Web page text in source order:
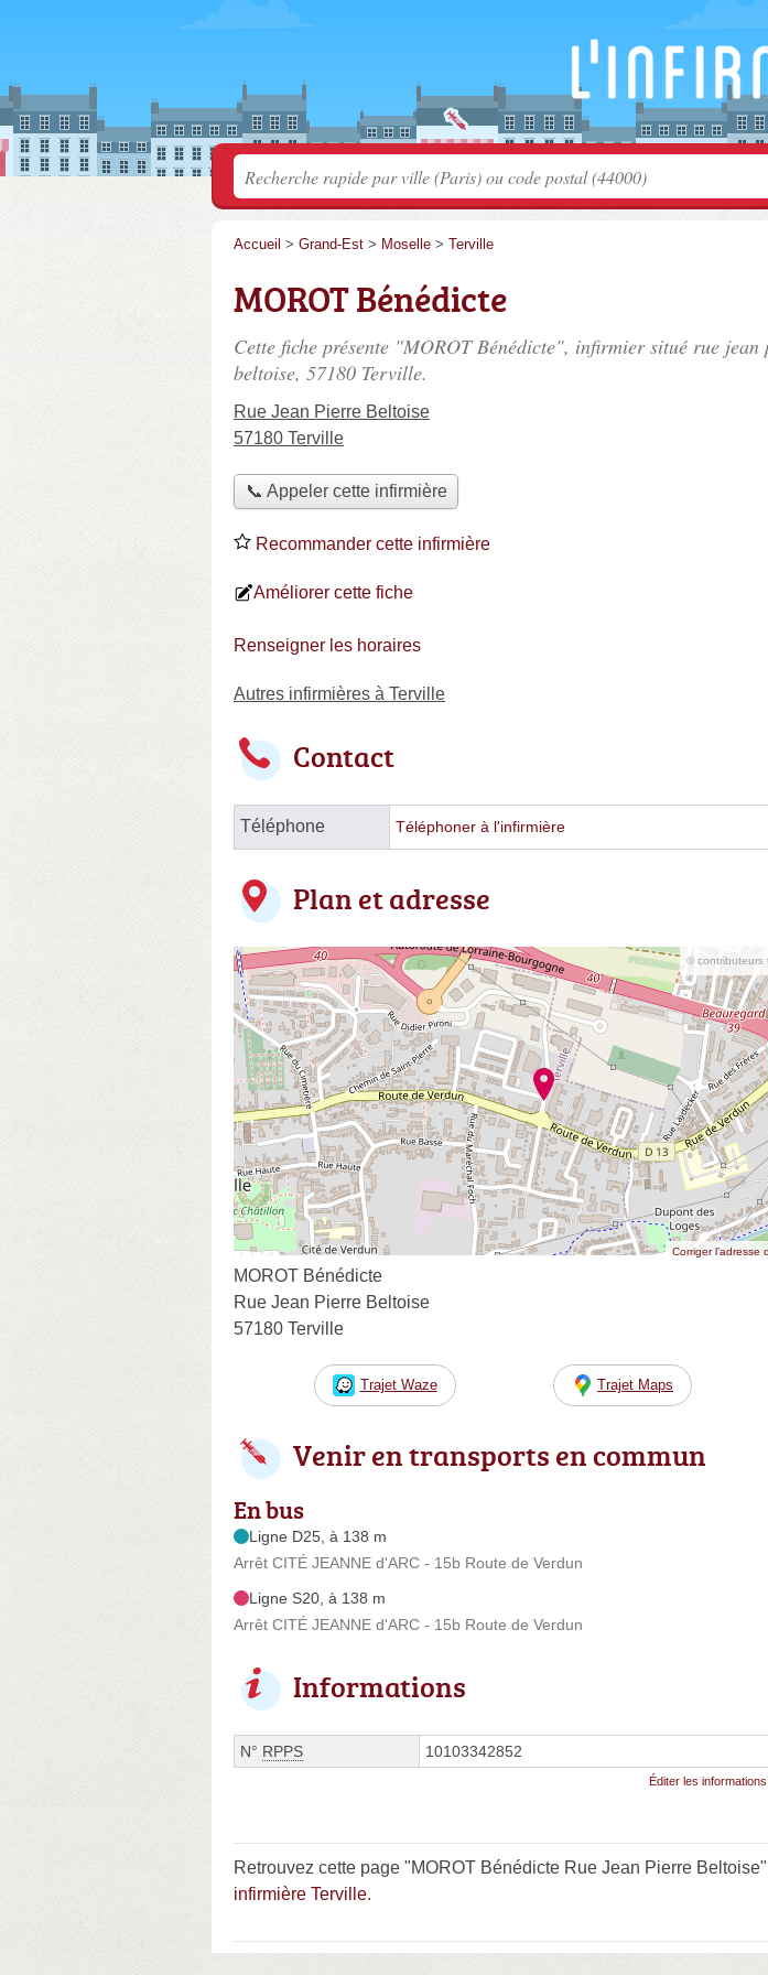
Accueil > Grand-Est > Moselle > Terville
MOROT Bénédicte
Cette fiche présente "MOROT Bénédicte", infirmier situé rue jean
beltoise, 57180 Terville.
Rue Jean Pierre Beltoise
57180 Terville
📞 Appeler cette infirmière
Recommander cette infirmière
Améliorer cette fiche
Renseigner les horaires
Autres infirmières à Terville
Contact
Téléphone Téléphoner à l'infirmière
Plan et adresse
© contributeurs
Corriger l’adresse
MOROT Bénédicte
Rue Jean Pierre Beltoise
57180 Terville
Trajet Waze Trajet Maps
Venir en transports en commun
En bus
Ligne D25, à 138 m
Arrêt CITÉ JEANNE d'ARC - 15b Route de Verdun
Ligne S20, à 138 m
Arrêt CITÉ JEANNE d'ARC - 15b Route de Verdun
Informations
N° RPPS 10103342852
Éditer les
Retrouvez cette page "MOROT Bénédicte Rue Jean Pierre
infirmière Terville.